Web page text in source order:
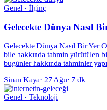
Genel · İlginç
Gelecekte Dünya Nasıl
Gelecekte Dünya Nasıl Bir Yer
bile hakkında tahmin yürütülen
bugünler hakkında tahminler
Sinan Kaya· 27 Ağu· 7 dk
Genel · Teknoloji